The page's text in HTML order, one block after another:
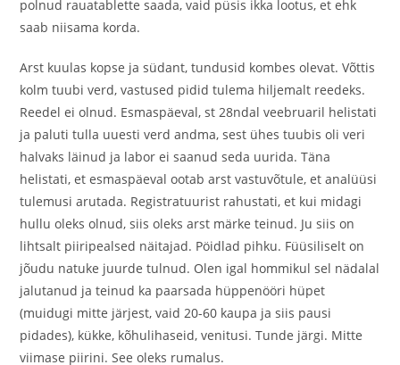
polnud rauatablette saada, vaid püsis ikka lootus, et ehk
saab niisama korda.
Arst kuulas kopse ja südant, tundusid kombes olevat. Võttis
kolm tuubi verd, vastused pidid tulema hiljemalt reedeks.
Reedel ei olnud. Esmaspäeval, st 28ndal veebruaril helistati
ja paluti tulla uuesti verd andma, sest ühes tuubis oli veri
halvaks läinud ja labor ei saanud seda uurida. Täna
helistati, et esmaspäeval ootab arst vastuvõtule, et analüüsi
tulemusi arutada. Registratuurist rahustati, et kui midagi
hullu oleks olnud, siis oleks arst märke teinud. Ju siis on
lihtsalt piiripealsed näitajad. Pöidlad pihku. Füüsiliselt on
jõudu natuke juurde tulnud. Olen igal hommikul sel nädalal
jalutanud ja teinud ka paarsada hüppenööri hüpet
(muidugi mitte järjest, vaid 20-60 kaupa ja siis pausi
pidades), kükke, kõhulihaseid, venitusi. Tunde järgi. Mitte
viimase piirini. See oleks rumalus.